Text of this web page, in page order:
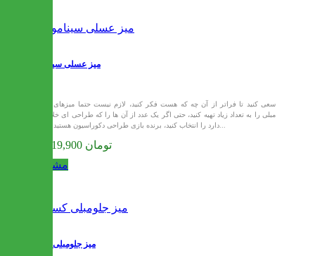
میز عسلی سینامون
سعی کنید تا فراتر از آن چه که هست فکر کنید، لازم نیست حتما میزهای بغل
مبلی را به تعداد زیاد تهیه کنید، حتی اگر یک عدد از آن ها را که طراحی ای خلاقانه
34,119,900 تومان
مشاهده
میز جلومبلی کسرا